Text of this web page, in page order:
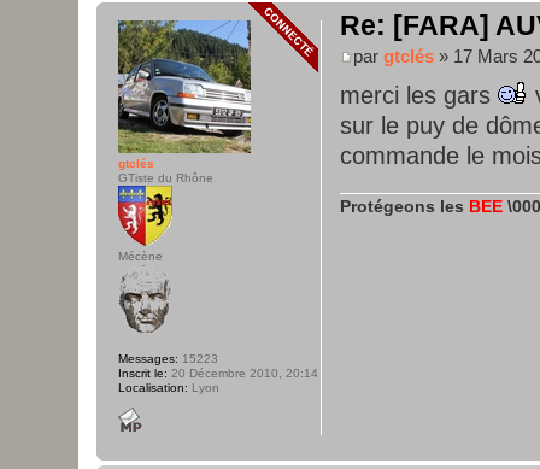
Re: [FARA]
par gtclés » 17 Mars
merci les gars
sur le puy de
commande le
Protégeons les BEE
gtclés
GTiste du Rhône
Mécène
Messages: 15223
Inscrit le: 20 Décembre 2010, 20:14
Localisation: Lyon